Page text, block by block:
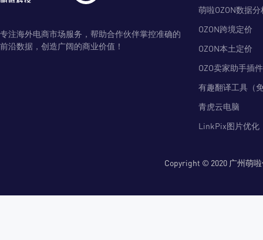
专注海外电商市场服务，帮助合作伙伴掌控准确的
前沿数据，创造广阔的商业价值！
萌啦OZON数据分
OZON跨境定价
OZON本土定价
OZO卖家助手插件
有趣翻译工具（
青虎云电脑
LinkPix图片优化
Copyright © 2020 广州萌